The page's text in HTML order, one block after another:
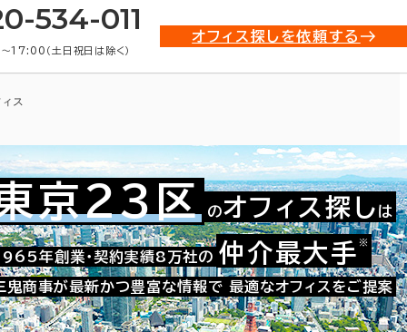
534-011
17:00（土日祝日は除く）
オフィス探しを依頼する
ス
お問い合わせ番号：021-42264
京23区 のオフィス探し は
年創業・契約実績8万社の 仲介最大手 ※
鬼商事が最新かつ豊富な情報で 最適なオフィスをご提案